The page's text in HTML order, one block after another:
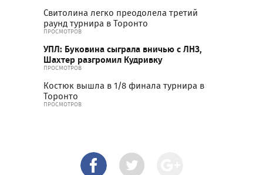
Свитолина легко преодолела третий
раунд турнира в Торонто
ПРОСМОТРОВ
УПЛ: Буковина сыграла вничью с ЛНЗ,
Шахтер разгромил Кудривку
ПРОСМОТРОВ
Костюк вышла в 1/8 финала турнира в
Торонто
ПРОСМОТРОВ